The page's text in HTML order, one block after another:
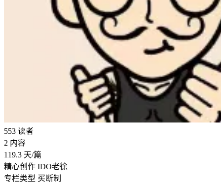
553 读者
2 内容
119.3 天/篇
精心创作 IDO老徐
专栏类型 买断制